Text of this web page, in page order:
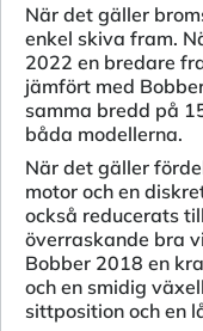
När det gäller
enkel skiva fram.
2022 en bredare
jämfört med
samma bredd på
båda modellerna.
När det gäller
motor och en
också reducerats
överraskande bra
Bobber 2018 en
och en smidig
sittposition och en